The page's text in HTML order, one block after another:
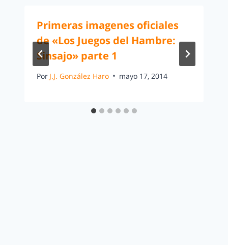
Primeras imagenes oficiales
de «Los Juegos del Hambre:
Sinsajo» parte 1
Por J.J. González Haro mayo 17, 2014